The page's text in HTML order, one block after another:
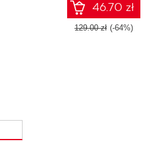
46.70 zł
129.00 zł (-64%)